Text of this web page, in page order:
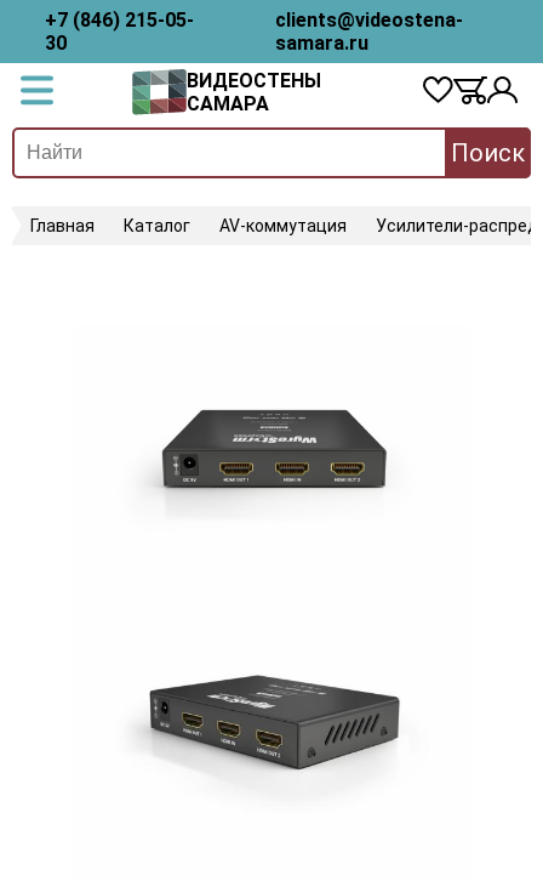
+7 (846) 215-05-
30
clients@videostena-
samara.ru
ВИДЕОСТЕНЫ
САМАРА
Поиск
Главная Каталог AV-коммутация Усилители-